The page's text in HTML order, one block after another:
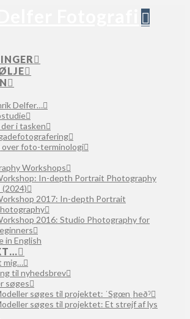
Delfer…
i tasken
over foto-terminologi
Workshops
In-depth Portrait Photography
(2024)
2017: In-depth Portrait
2016: Studio Photography for
in English
mig…
til nyhedsbrev
søges
søges til projektet: ˈSgœnˌheðˀ
søges til projektet: Et strejf af lys